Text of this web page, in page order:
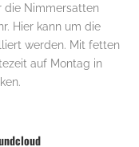
die Nimmersatten
Hier kann um die
werden. Mit fetten
auf Montag in